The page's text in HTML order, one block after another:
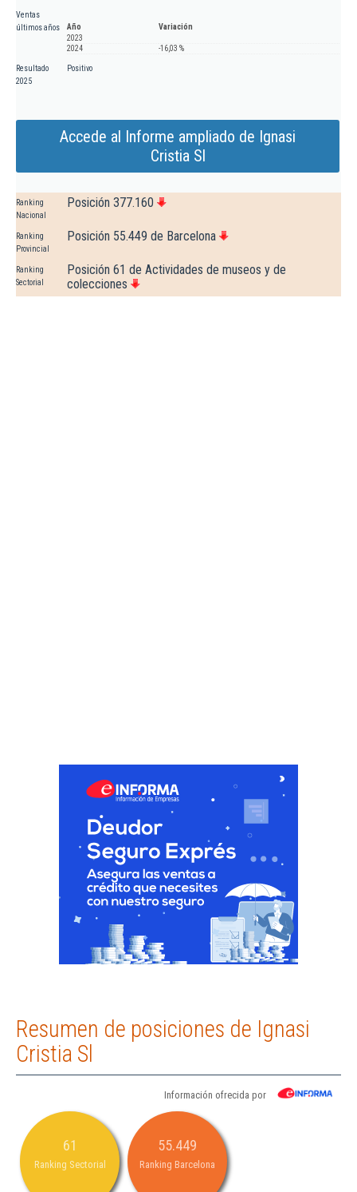
Ventas
últimos años
Año
Variación
2023
2024
-16,03 %
Resultado
2025
Positivo
Accede al Informe ampliado de Ignasi
Cristia Sl
Ranking
Nacional
Posición 377.160
Ranking
Provincial
Posición 55.449 de Barcelona
Ranking
Sectorial
Posición 61 de Actividades de museos y de
colecciones
Resumen de posiciones de Ignasi
Cristia Sl
Información ofrecida por
61
Ranking Sectorial
55.449
Ranking Barcelona